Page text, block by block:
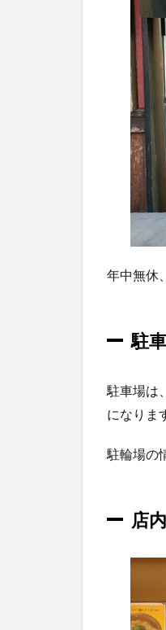
とん
こつ
ラー
メン
チャ
ーシ
ュー
丼
3.4
豚キ
定食
3.5
京都
研究
所で
に食
べる
5
セ
情報
年中無休
駐
駐車場は
になりま
駐輪場の
店